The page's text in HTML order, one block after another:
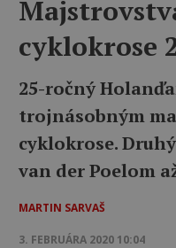
cyklokrose
25-ročný
trojnásobným
cyklokrose.
van der Poelom
MARTIN SARVAŠ
3. FEBRUÁRA 2020 10:04